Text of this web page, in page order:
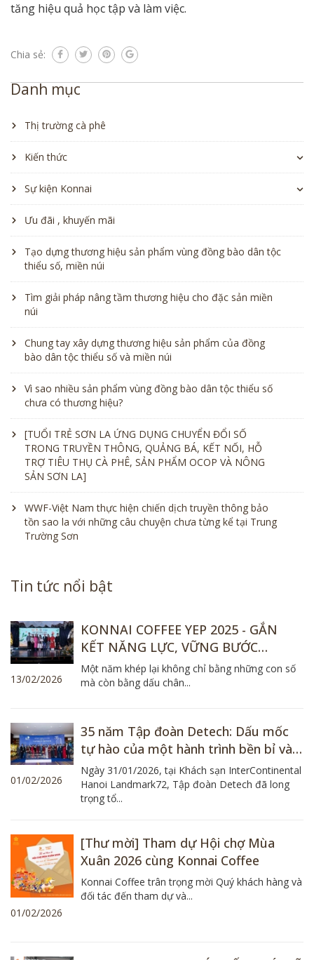
tăng hiệu quả học tập và làm việc.
Chia sẻ:
Danh mục
Thị trường cà phê
Kiến thức
Sự kiện Konnai
Ưu đãi , khuyến mãi
Tạo dựng thương hiệu sản phẩm vùng đồng bào dân tộc
thiểu số, miền núi
Tìm giải pháp nâng tầm thương hiệu cho đặc sản miền
núi
Chung tay xây dựng thương hiệu sản phẩm của đồng
bào dân tộc thiểu số và miền núi
Vì sao nhiều sản phẩm vùng đồng bào dân tộc thiểu số
chưa có thương hiệu?
[TUỔI TRẺ SƠN LA ỨNG DỤNG CHUYỂN ĐỔI SỐ
TRONG TRUYỀN THÔNG, QUẢNG BÁ, KẾT NỐI, HỖ
TRỢ TIÊU THỤ CÀ PHÊ, SẢN PHẨM OCOP VÀ NÔNG
SẢN SƠN LA]
WWF-Việt Nam thực hiện chiến dịch truyền thông bảo
tồn sao la với những câu chuyện chưa từng kể tại Trung
Trường Sơn
Tin tức nổi bật
13/02/2026
KONNAI COFFEE YEP 2025 - GẮN
KẾT NĂNG LỰC, VỮNG BƯỚC
TƯƠNG LAI
Một năm khép lại không chỉ bằng những con số
mà còn bằng dấu chân...
01/02/2026
35 năm Tập đoàn Detech: Dấu mốc
tự hào của một hành trình bền bỉ và
khát vọng
Ngày 31/01/2026, tại Khách sạn InterContinental
Hanoi Landmark72, Tập đoàn Detech đã long
trọng tổ...
01/02/2026
[Thư mời] Tham dự Hội chợ Mùa
Xuân 2026 cùng Konnai Coffee
Konnai Coffee trân trọng mời Quý khách hàng và
đối tác đến tham dự và...